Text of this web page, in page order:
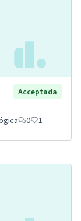
Acceptada
0 1